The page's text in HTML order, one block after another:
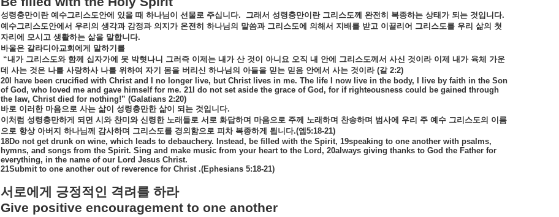
성령충만이란 예수그리스도안에 있을 때 하나님이 선물로 주십니다. 그래서 성령충만이란 그리스도께 완전히 복종하는 상태가 되는 것입니다.
예수그리스도안에서 우리의 생각과 감정과 의지가 온전히 하나님의 말씀과 그리스도에 의해서 지배를 받고 이끌리어 그리스도를 우리 삶의 첫
자리에
모시고 생활하는 삶을 말합니다.
바울은 갈라디아교회에게
말하기를
“내가 그리스도와 함께 십자가에 못 박혓나니 그러즉 이제는 내가 산 것이 아니요 오직 내 안에 그리스도께서 사신 것이라 이제 내가 육체 가운
데 사는 것은 나를 사랑하사 나를 위하여 자기 몸을 버리신 하나님의 아들을 믿는 믿음 안에서 사는 것이라(갈2:2)
20I have been crucified with Christ and I no longer live, but Christ lives in me. The life I now live in the body, I live by faith in the Son
of God, who loved me and gave himself for me. 21I do not set aside the grace of God, for if righteousness could be gained through
the law, Christ died for nothing!” (Galatians 2:20)
바로 이러한 마음으로 사는 삶이 성령충만한 삶이 되는 것입니다.
이처럼 성령충만하게 되면 시와 찬미와 신령한 노래들로 서로 화답하며 마음으로 주께 노래하며 찬송하며 범사에 우리 주 예수 그리스도의 이름
으로 항상 아버지 하나님께 감사하며 그리스도를 경외함으로 피차 복종하게 됩니다.(엡5:18-21)
18Do not get drunk on wine, which leads to debauchery. Instead, be filled with the Spirit, 19speaking to one another with psalms,
hymns, and songs from the Spirit. Sing and make music from your heart to the Lord, 20always giving thanks to God the Father for
everything, in the name of our Lord Jesus Christ.
21Submit to one another out of reverence for Christ .(Ephesians 5:18-21)
서로에게 긍정적인 격려를 하라
Give positive encouragement to one another